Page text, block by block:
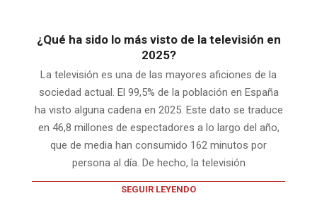
¿Qué ha sido lo más visto de la televisión en
2025?
La televisión es una de las mayores aficiones de la
sociedad actual. El 99,5% de la población en España
ha visto alguna cadena en 2025. Este dato se traduce
en 46,8 millones de espectadores a lo largo del año,
que de media han consumido 162 minutos por
persona al día. De hecho, la televisión
SEGUIR LEYENDO